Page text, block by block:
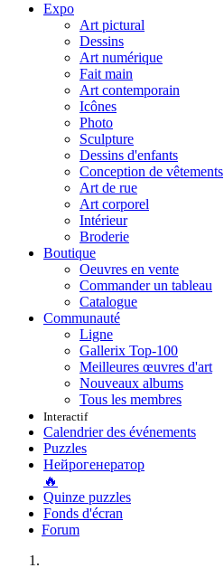
Expo
Art pictural
Dessins
Art numérique
Fait main
Art contemporain
Icônes
Photo
Sculpture
Dessins d'enfants
Conception de vêtements
Art de rue
Art corporel
Intérieur
Broderie
Boutique
Oeuvres en vente
Commander un tableau
Catalogue
Communauté
Ligne
Gallerix Top-100
Meilleures œuvres d'art
Nouveaux albums
Tous les membres
Interactif
Calendrier des événements
Puzzles
Нейрогенератор
🔥
Quinze puzzles
Fonds d'écran
Forum